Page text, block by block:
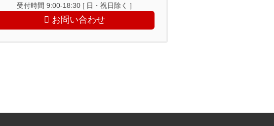
受付時間 9:00-18:30 [ 日・祝日除く ]
お問い合わせ